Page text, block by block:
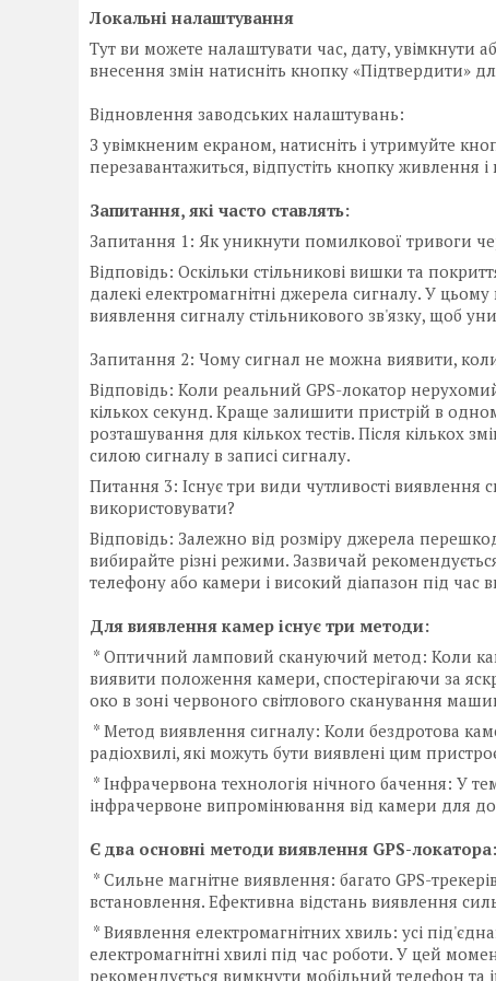
Локальні налаштування
Тут ви можете налаштувати час, дату, увімкнути
внесення змін натисніть кнопку «Підтвердити»
Відновлення заводських налаштувань:
З увімкненим екраном, натисніть і утримуйте
перезавантажиться, відпустіть кнопку живлення
Запитання, які часто ставлять:
Запитання 1: Як уникнути помилкової тривоги
Відповідь: Оскільки стільникові вишки та
далекі електромагнітні джерела сигналу. У
виявлення сигналу стільникового зв'язку, щоб
Запитання 2: Чому сигнал не можна виявити,
Відповідь: Коли реальний GPS-локатор
кількох секунд. Краще залишити пристрій в
розташування для кількох тестів. Після кількох
силою сигналу в записі сигналу.
Питання 3: Існує три види чутливості виявлення
використовувати?
Відповідь: Залежно від розміру джерела
вибирайте різні режими. Зазвичай
телефону або камери і високий діапазон під час
Для виявлення камер існує три методи:
* Оптичний ламповий скануючий метод: Коли
виявити положення камери, спостерігаючи за
око в зоні червоного світлового сканування
* Метод виявлення сигналу: Коли бездротова
радіохвилі, які можуть бути виявлені цим
* Інфрачервона технологія нічного бачення: У
інфрачервоне випромінювання від камери для
Є два основні методи виявлення GPS-локатора:
* Сильне магнітне виявлення: багато GPS-
встановлення. Ефективна відстань виявлення
* Виявлення електромагнітних хвиль: усі
електромагнітні хвилі під час роботи. У цей
рекомендується вимкнути мобільний телефон та